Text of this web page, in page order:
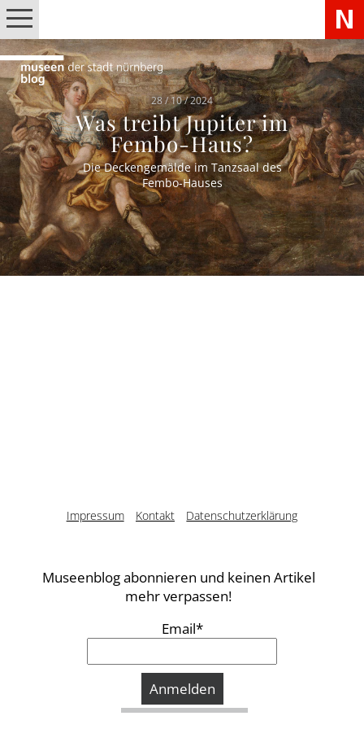
28 / 10 / 2024
Was treibt Jupiter im
Fembo-Haus?
Die Deckengemälde im Tanzsaal des
Fembo-Hauses
Impressum Kontakt Datenschutzerklärung
Museenblog abonnieren und keinen Artikel
mehr verpassen!
Email*